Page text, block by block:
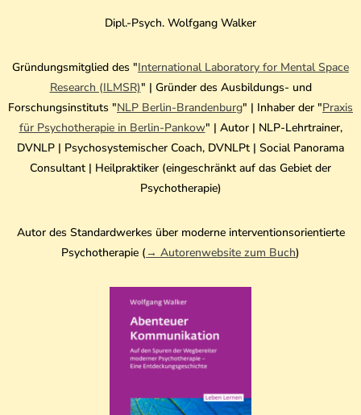
Dipl.-Psych. Wolfgang Walker
Gründungsmitglied des "International Laboratory for Mental Space
Research (ILMSR)" | Gründer des Ausbildungs- und
Forschungsinstituts "NLP Berlin-Brandenburg" | Inhaber der "Praxis
für Psychotherapie in Berlin-Pankow" | Autor | NLP-Lehrtrainer,
DVNLP | Psychosystemischer Coach, DVNLPt | Social Panorama
Consultant | Heilpraktiker (eingeschränkt auf das Gebiet der
Psychotherapie)
Autor des Standardwerkes über moderne interventionsorientierte
Psychotherapie (→ Autorenwebsite zum Buch)